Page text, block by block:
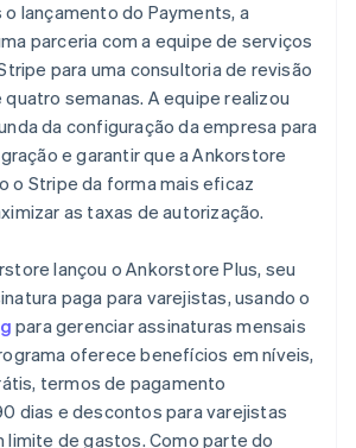
o lançamento do Payments, a
parceria com a equipe de serviços
para uma consultoria de revisão
semanas. A equipe realizou
da configuração da empresa para
e garantir que a Ankorstore
o Stripe da forma mais eficaz
as taxas de autorização.
lançou o Ankorstore Plus, seu
paga para varejistas, usando o
para gerenciar assinaturas mensais
oferece benefícios em níveis,
termos de pagamento
dias e descontos para varejistas
limite de gastos. Como parte do